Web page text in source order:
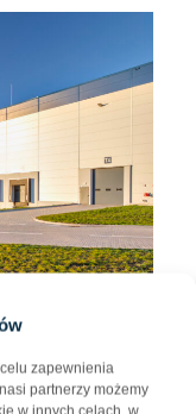
zapewnienia
partnerzy możemy